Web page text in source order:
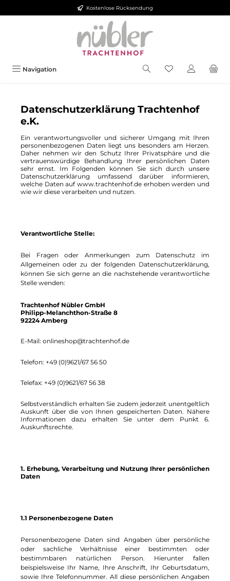
Zum Hauptinhalt springen Kostenlose Rücksendung
Navigation Du hast 0
Datenschutzerklärung Trachtenhof
e.K.
Ein verantwortungsvoller und sicherer Umgang mit Ihren
personenbezogenen Daten liegt uns besonders am Herzen.
Daher nehmen wir den Schutz Ihrer Privatsphäre und die
vertrauenswürdige Behandlung Ihrer persönlichen Daten
sehr ernst. Im Folgenden können Sie sich durch unsere
Datenschutzerklärung umfassend darüber informieren,
welche Daten auf www.trachtenhof.de erhoben werden und
wie wir diese verarbeiten und nutzen.
Verantwortliche Stelle:
Bei Fragen oder Anmerkungen zum Datenschutz im
Allgemeinen oder zu der folgenden Datenschutzerklärung,
können Sie sich gerne an die nachstehende verantwortliche
Stelle wenden:
Trachtenhof Nübler GmbH
Philipp-Melanchthon-Straße 8
92224 Amberg
E-Mail: onlineshop@trachtenhof.de
Telefon: +49 (0)9621/67 56 50
Telefax: +49 (0)9621/67 56 38
Selbstverständlich erhalten Sie zudem jederzeit unentgeltlich
Auskunft über die von Ihnen gespeicherten Daten. Nähere
Informationen dazu erhalten Sie unter dem Punkt 6.
Auskunftsrechte.
1. Erhebung, Verarbeitung und Nutzung Ihrer persönlichen
Daten
1.1 Personenbezogene Daten
Personenbezogene Daten sind Angaben über persönliche
oder sachliche Verhältnisse einer bestimmten oder
bestimmbaren natürlichen Person. Hierunter fallen
beispielsweise Ihr Name, Ihre Anschrift, Ihr Geburtsdatum,
sowie Ihre Telefonnummer. All diese persönlichen Angaben